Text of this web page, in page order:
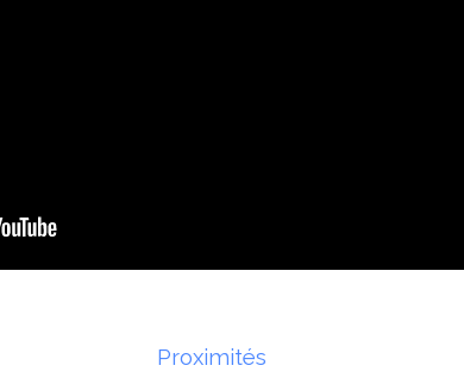
Proximités